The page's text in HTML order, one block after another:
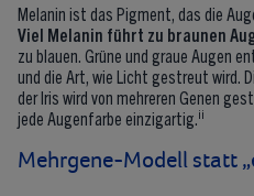
Melanin ist das Pigment, das die
Viel Melanin führt zu braunen
zu blauen. Grüne und graue Augen
und die Art, wie Licht gestreut wird.
der Iris wird von mehreren Genen
jede Augenfarbe einzigartig. ii
Mehrgene-Modell statt